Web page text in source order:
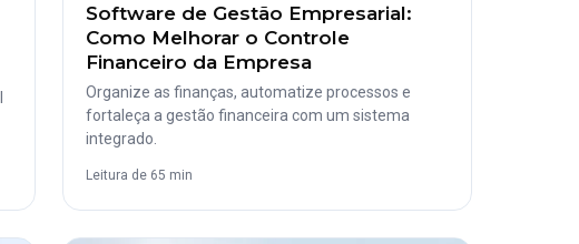
Software de Gestão Empresarial:
Como Melhorar o Controle
Financeiro da Empresa
Organize as finanças, automatize processos e
fortaleça a gestão financeira com um sistema
integrado.
Leitura de 65 min